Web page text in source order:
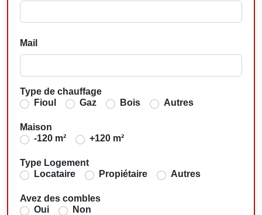
Mail
Type de chauffage
Fioul
Gaz Bois Autres
Maison
-120 m²
+120 m²
Type Logement
Locataire
Propiétaire Autres
Avez des combles
Oui
Non